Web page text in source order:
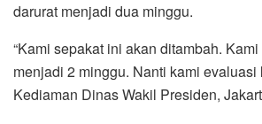
darurat menjadi dua minggu.
“Kami sepakat ini akan ditambah.
menjadi 2 minggu. Nanti kami evaluasi
Kediaman Dinas Wakil Presiden,